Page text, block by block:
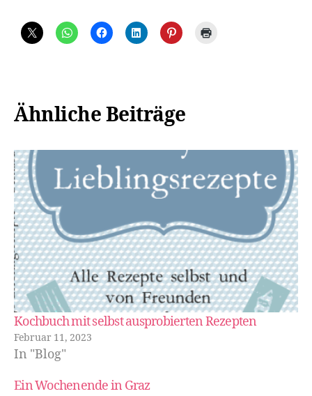
Ähnliche Beiträge
Kochbuch mit selbst ausprobierten Rezepten
Februar 11, 2023
In "Blog"
Ein Wochenende in Graz